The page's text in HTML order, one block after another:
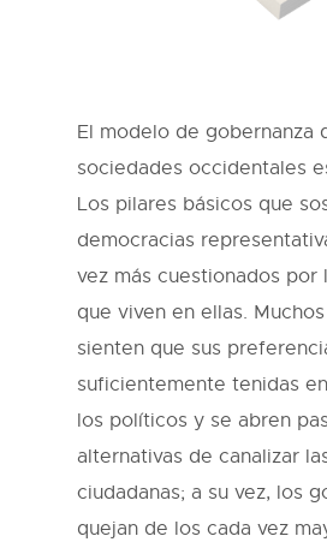
El modelo de gobernanza
sociedades occidentales
Los pilares básicos que
democracias
vez más cuestionados por
que viven en ellas.
sienten que sus
suficientemente tenidas
los políticos y se abren
alternativas de canalizar
ciudadanas; a su vez, los
quejan de los cada vez